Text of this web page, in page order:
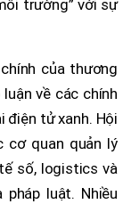
trường” với sự
của thương
về các chính
điện tử xanh. Hội
cơ quan quản lý
số, logistics và
luật. Nhiều